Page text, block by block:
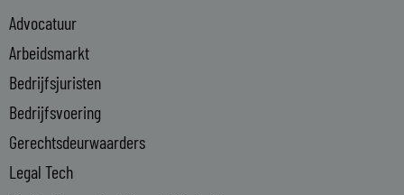
d
i
n
-
i
n
Advocatuur
Arbeidsmarkt
Bedrijfsjuristen
Bedrijfsvoering
Gerechtsdeurwaarders
Legal Tech